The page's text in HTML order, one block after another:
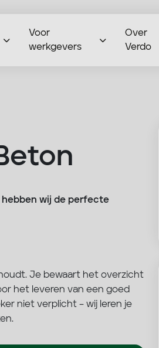
Voor
werkgevers
Over
Verdo
hebben wij de perfecte
Je bewaart het overzicht
het leveren van een goed
niet verplicht – wij leren je